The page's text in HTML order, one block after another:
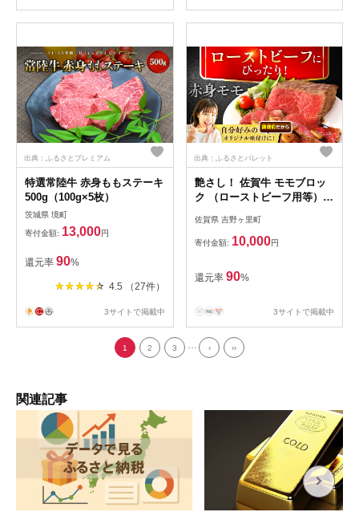
出典：ふるさとプレミアム
特選常陸牛 赤身ももステーキ
500g（100g×5枚）
茨城県 境町
寄付金額: 13,000円
還元率 90%
4.5 （27件）
3サイトで掲載中
出典：ふるさとパレット
艶さし！ 佐賀牛 モモブロッ
ク （ローストビーフ用等）
佐賀県 吉野ヶ里町
寄付金額: 10,000円
還元率 90%
3サイトで掲載中
1 2 3 › ››
関連記事